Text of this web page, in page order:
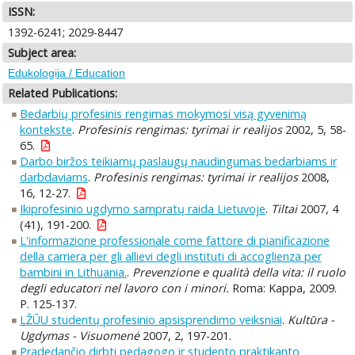
ISSN:
1392-6241; 2029-8447
Subject area:
Edukologija / Education
Related Publications:
Bedarbių profesinis rengimas mokymosi visą gyvenimą
kontekste. Profesinis rengimas: tyrimai ir realijos2002, 5, 58-
65.
Darbo biržos teikiamų paslaugų naudingumas bedarbiams ir
darbdaviams. Profesinis rengimas: tyrimai ir realijos2008,
16, 12-27.
Ikiprofesinio ugdymo sampratų raida Lietuvoje. Tiltai2007, 4
(41), 191-200.
L'informazione professionale come fattore di pianificazione
della carriera per gli allievi degli instituti di accoglienza per
bambini in Lithuania.. Prevenzione e qualità della vita: il ruolo
degli educatori nel lavoro con i minori. Roma: Kappa, 2009.
P. 125-137.
LŽŪU studentų profesinio apsisprendimo veiksniai. Kultūra -
Ugdymas - Visuomenė2007, 2, 197-201.
Pradedančio dirbti pedagogo ir studento praktikanto